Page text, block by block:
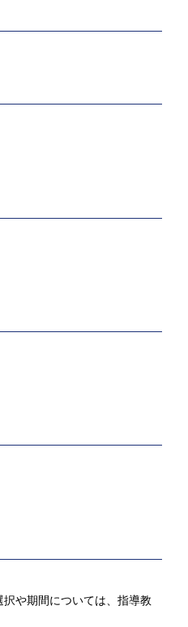
や期間については、指導教